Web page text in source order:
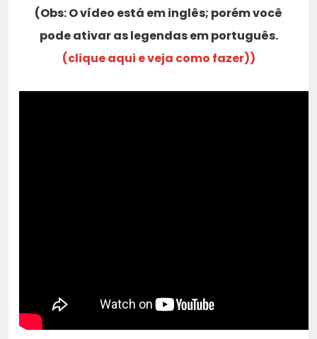
(Obs: O vídeo está em inglês; porém você
pode ativar as legendas em português.
(clique aqui e veja como fazer))